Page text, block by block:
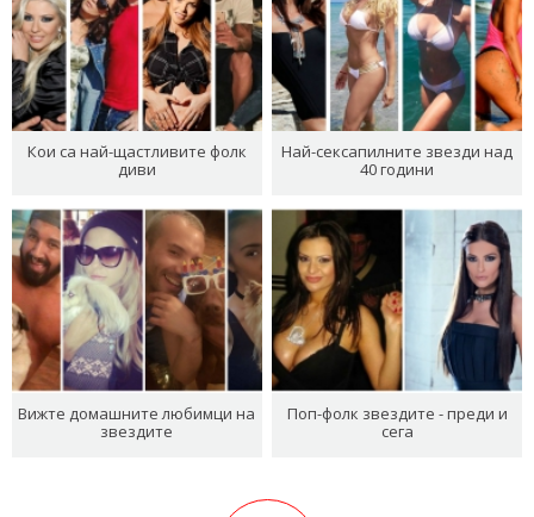
Кои са най-щастливите фолк
диви
Най-сексапилните звезди над
40 години
Вижте домашните любимци на
звездите
Поп-фолк звездите - преди и
сега